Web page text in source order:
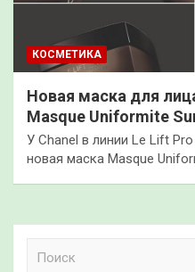
КОСМЕТИКА
Новая маска для
Masque Uniformite
У Chanel в линии Le Lift
новая маска Masque